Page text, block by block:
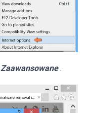
Zaawansowane .